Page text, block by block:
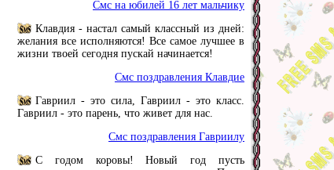
Смс на юбилей 16 лет мальчику
Клавдия - настал самый классный из дней:
желания все исполняются! Все самое лучшее в
жизни твоей сегодня пускай начинается!
Смс поздравления Клавдие
Гавриил - это сила, Гавриил - это класс.
Гавриил - это парень, что живет для нас.
Смс поздравления Гавриилу
С годом коровы! Новый год пусть